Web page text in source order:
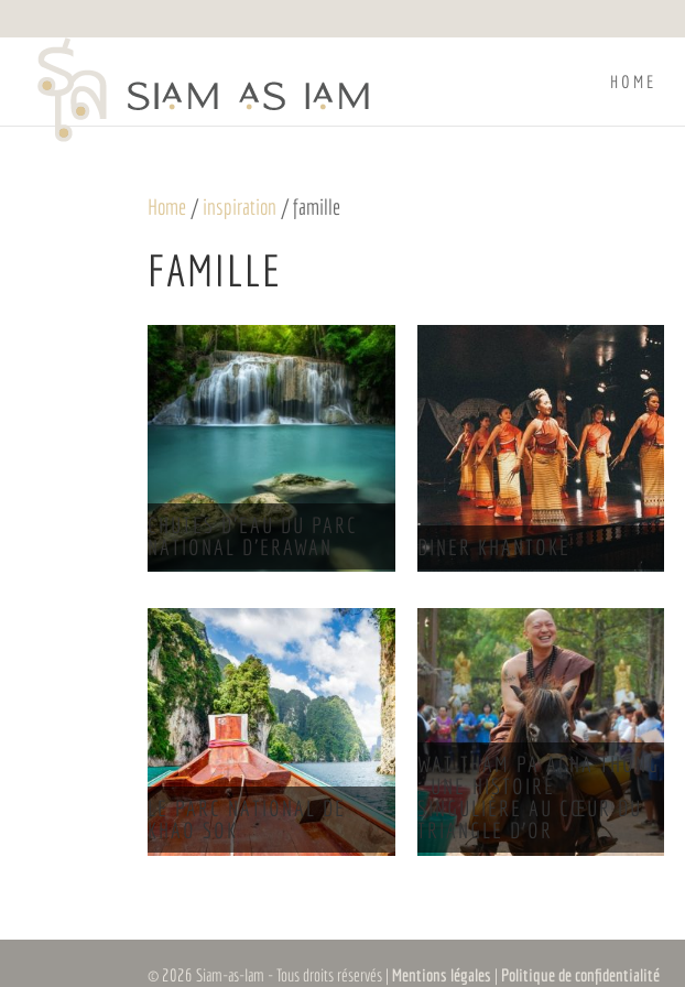
HOME
Home /inspiration / famille
FAMILLE
CHUTES D’EAU DU PARC
NATIONAL D’ERAWAN
DINER KHANTOKE
LE PARC NATIONAL DE
KHAO SOK
WAT THAM PA ACHA THONG
: UNE HISTOIRE
SINGULIÈRE AU CŒUR DU
TRIANGLE D’OR
© 2026 Siam-as-Iam - Tous droits réservés | Mentions légales | Politique de confidentialité